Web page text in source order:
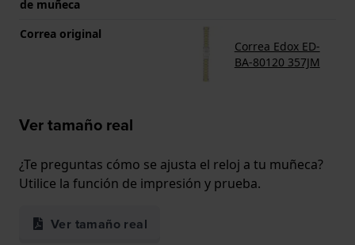
de muñeca
Correa original
Correa Edox ED-
BA-80120 357JM
Ver tamaño real
¿Te preguntas cómo se ajusta el reloj a tu muñeca?
Utilice la función de impresión y prueba.
Ver tamaño real